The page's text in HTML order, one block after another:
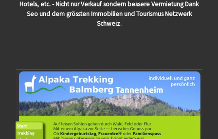
Hotels, etc. - Nicht nur Verkauf sondern bessere Vermietung Dank
Seo und dem grössten Immobilien und Tourismus Netzwerk
Schweiz.